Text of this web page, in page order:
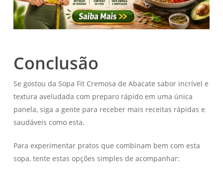
Conclusão
Se gostou da Sopa Fit Cremosa de Abacate sabor incrível e
textura aveludada com preparo rápido em uma única
panela, siga a gente para receber mais receitas rápidas e
saudáveis como esta.
Para experimentar pratos que combinam bem com esta
sopa, tente estas opções simples de acompanhar: